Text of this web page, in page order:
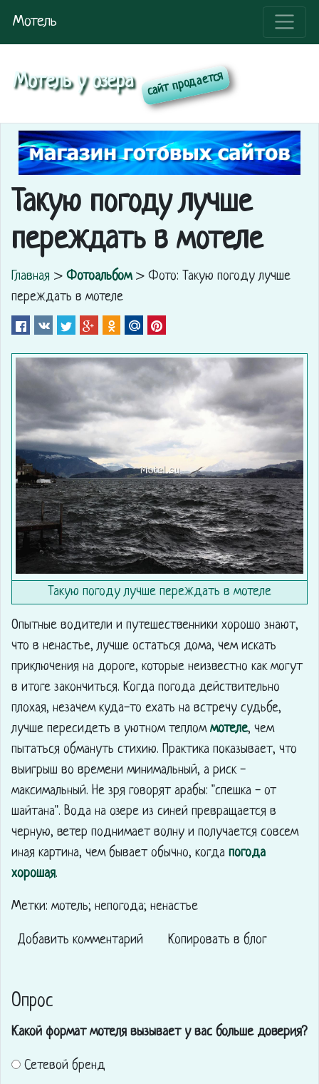
Мотель
Мотель у озера
Такую погоду лучше
переждать в мотеле
Главная > Фотоальбом> Фото: Такую погоду лучше
переждать в мотеле
Такую погоду лучше переждать в мотеле
Опытные водители и путешественники хорошо знают,
что в ненастье, лучше остаться дома, чем искать
приключения на дороге, которые неизвестно как могут
в итоге закончиться. Когда погода действительно
плохая, незачем куда-то ехать на встречу судьбе,
лучше пересидеть в уютном тепломмотеле, чем
пытаться обмануть стихию. Практика показывает, что
выигрыш во времени минимальный, а риск -
максимальный. Не зря говорят арабы: "спешка - от
шайтана". Вода на озере из синей превращается в
черную, ветер поднимает волну и получается совсем
иная картина, чем бывает обычно, когда погода
хорошая.
Метки: мотель; непогода; ненастье
Добавить комментарий Копировать в блог
Опрос
Какой формат мотеля вызывает у вас больше доверия?
Сетевой бренд